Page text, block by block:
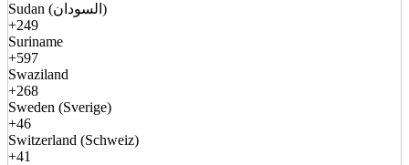
Sudan (السودان)
+249
Suriname
+597
Swaziland
+268
Sweden (Sverige)
+46
Switzerland (Schweiz)
+41